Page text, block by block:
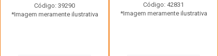
Código: 39290
*Imagem meramente ilustrativa
Código: 42831
*Imagem meramente ilustrativa